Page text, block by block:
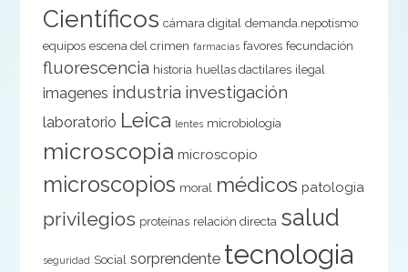
Científicos cámara digital demanda.nepotismo
equipos escena del crimen farmacias favores fecundación
fluorescencia historia huellas dactilares ilegal
imagenes industria investigación
laboratorio Leica lentes microbiología
microscopia microscopio
microscopios moral médicos patologia
privilegios proteínas relación directa salud
seguridad Social sorprendente tecnologia